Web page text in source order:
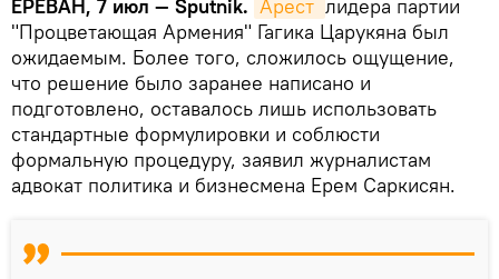
ЕРЕВАН, 7 июл — Sputnik. Арест лидера партии
"Процветающая Армения" Гагика Царукяна был
ожидаемым. Более того, сложилось ощущение,
что решение было заранее написано и
подготовлено, оставалось лишь использовать
стандартные формулировки и соблюсти
формальную процедуру, заявил журналистам
адвокат политика и бизнесмена Ерем Саркисян.